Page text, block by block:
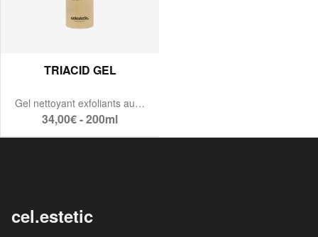
TRIACID GEL
Gel nettoyant exfoliants aux acides de fruits
34,00€ - 200ml
cel.estetic